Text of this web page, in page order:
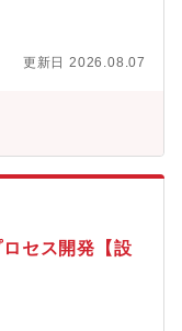
て、知識を身に着
景】社内での省人
ャリストを探して
魅力・特徴】・当
ートの水制御バル
を開発･販売をしてい
の製造技術をもつな
界中に当社の製品
・TOTO・LIXIL・
代表する大手企業で
て製品に当社の部品
クライアントから
ため、パッケージ
更新日 2026.08.07
セス開発【設